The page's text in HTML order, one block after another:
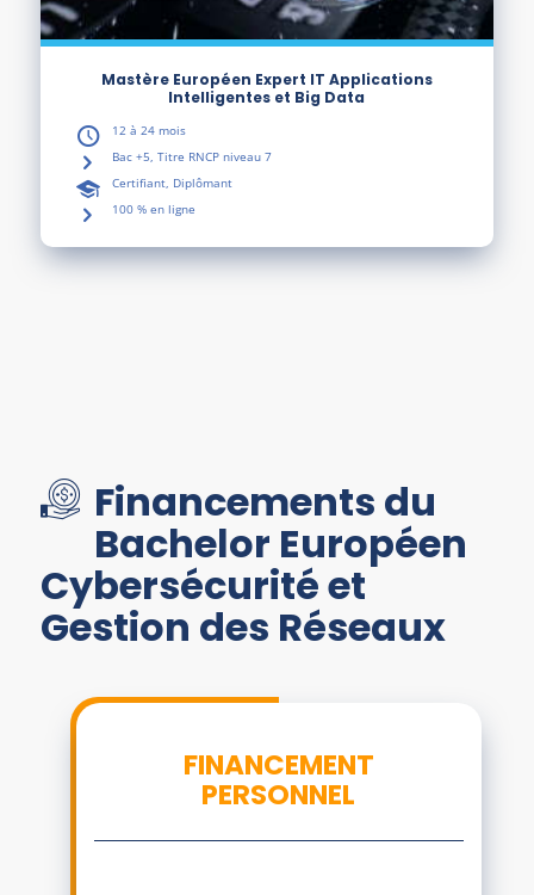
Mastère Européen Expert IT Applications
Intelligentes et Big Data
12 à 24 mois
Bac +5, Titre RNCP niveau 7
Certifiant, Diplômant
100 % en ligne
Financements du
Bachelor Européen
Cybersécurité et
Gestion des Réseaux
FINANCEMENT
PERSONNEL